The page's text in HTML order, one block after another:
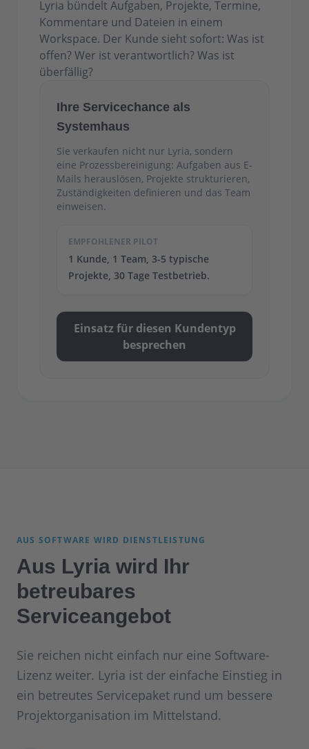
Lyria bündelt Aufgaben, Projekte, Termine,
Kommentare und Dateien in einem
Workspace. Der Kunde sieht sofort: Was ist
offen? Wer ist verantwortlich? Was ist
überfällig?
Ihre Servicechance als
Systemhaus
Sie verkaufen nicht nur Lyria, sondern
eine Prozessbereinigung: Aufgaben aus E-
Mails herauslösen, Projekte strukturieren,
Zuständigkeiten definieren und das Team
einweisen.
EMPFOHLENER PILOT
1 Kunde, 1 Team, 3-5 typische
Projekte, 30 Tage Testbetrieb.
Einsatz für diesen Kundentyp
besprechen
AUS SOFTWARE WIRD DIENSTLEISTUNG
Aus Lyria wird Ihr
betreubares
Serviceangebot
Sie reichen nicht einfach nur eine Software-
Lizenz weiter. Lyria ist der einfache Einstieg in
ein betreutes Servicepaket rund um bessere
Projektorganisation im Mittelstand.